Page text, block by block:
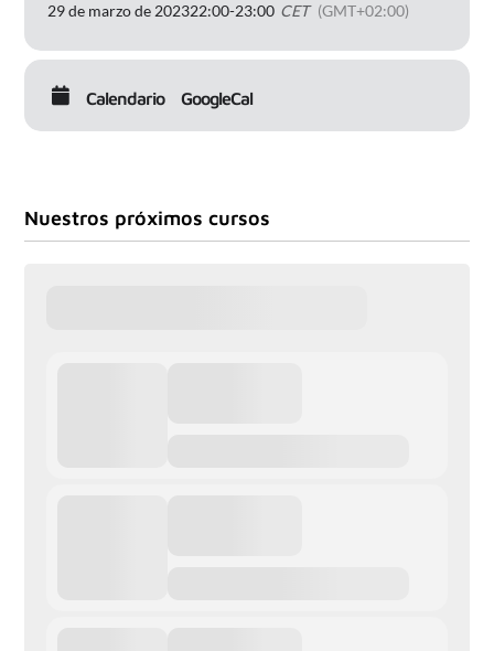
29 de marzo de 202322:00-23:00 CET (GMT+02:00)
Calendario GoogleCal
Nuestros próximos cursos